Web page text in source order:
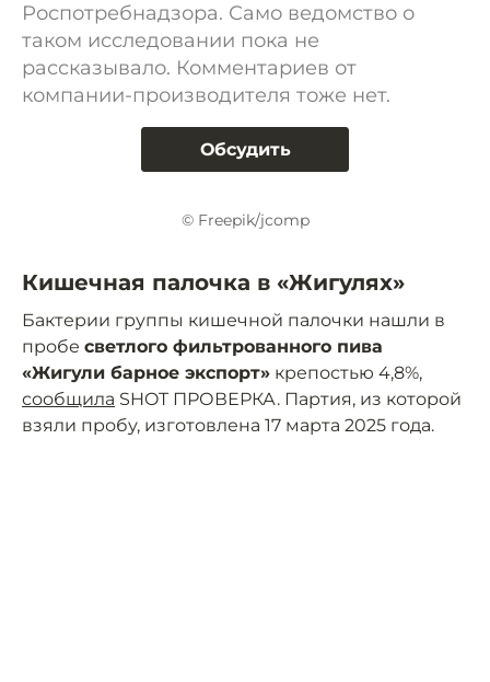
Роспотребнадзора. Само ведомство о
таком исследовании пока не
рассказывало. Комментариев от
компании-производителя тоже нет.
Обсудить
© Freepik/jcomp
Кишечная палочка в «Жигулях»
Бактерии группы кишечной палочки нашли в
пробе светлого фильтрованного пива
«Жигули барное экспорт» крепостью 4,8%,
сообщила SHOT ПРОВЕРКА. Партия, из которой
взяли пробу, изготовлена 17 марта 2025 года.